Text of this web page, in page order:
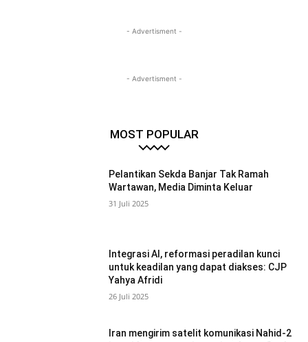
- Advertisment -
- Advertisment -
MOST POPULAR
Pelantikan Sekda Banjar Tak Ramah
Wartawan, Media Diminta Keluar
31 Juli 2025
Integrasi AI, reformasi peradilan kunci
untuk keadilan yang dapat diakses: CJP
Yahya Afridi
26 Juli 2025
Iran mengirim satelit komunikasi Nahid-2